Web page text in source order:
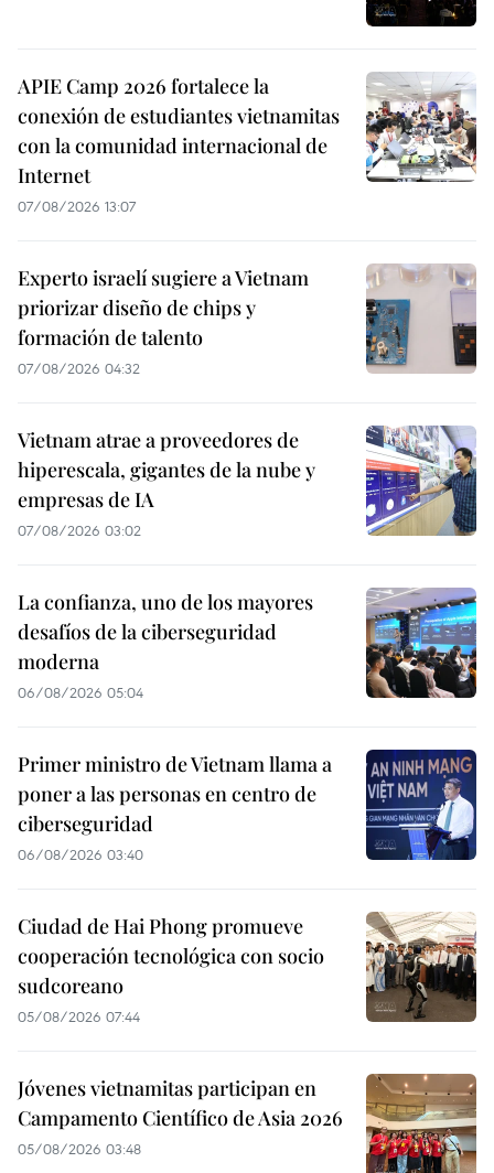
APIE Camp 2026 fortalece la
conexión de estudiantes vietnamitas
con la comunidad internacional de
Internet
07/08/2026 13:07
Experto israelí sugiere a Vietnam
priorizar diseño de chips y
formación de talento
07/08/2026 04:32
Vietnam atrae a proveedores de
hiperescala, gigantes de la nube y
empresas de IA
07/08/2026 03:02
La confianza, uno de los mayores
desafíos de la ciberseguridad
moderna
06/08/2026 05:04
Primer ministro de Vietnam llama a
poner a las personas en centro de
ciberseguridad
06/08/2026 03:40
Ciudad de Hai Phong promueve
cooperación tecnológica con socio
sudcoreano
05/08/2026 07:44
Jóvenes vietnamitas participan en
Campamento Científico de Asia 2026
05/08/2026 03:48